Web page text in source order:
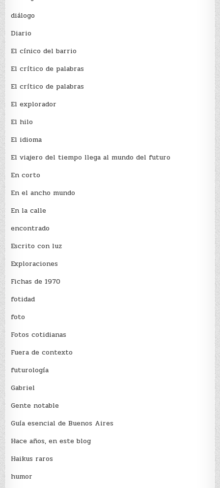
diálogo
Diario
El cínico del barrio
El crí­tico de palabras
El crí­tico de palabras
El explorador
El hilo
El idioma
El viajero del tiempo llega al mundo del futuro
En corto
En el ancho mundo
En la calle
encontrado
Escrito con luz
Exploraciones
Fichas de 1970
fotidad
foto
Fotos cotidianas
Fuera de contexto
futurología
Gabriel
Gente notable
Guía esencial de Buenos Aires
Hace años, en este blog
Haikus raros
humor